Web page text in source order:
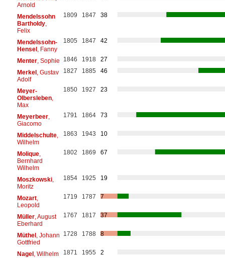
Arnold
Mendelssohn
Bartholdy,
Felix
1809 1847 38
Mendelssohn-
Hensel, Fanny
1805 1847 42
Menter, Sophie 1846 1918
27
Merkel, Gustav
Adolf
1827 1885 46
Meyer-
Olbersleben,
Max
1850 1927 23
Meyerbeer,
Giacomo
1791 1864 73
Middelschulte,
Wilhelm
1863 1943 10
Molique,
Bernhard
Wilhelm
1802 1869 67
Moszkowski,
Moritz
1854 1925 19
Mozart,
Leopold
1719 1787 7
Müller, August
Eberhard
1767 1817 37
Müthel, Johann
Gottfried
1728 1788 8
Nagel, Wilhelm 1871 1955
2